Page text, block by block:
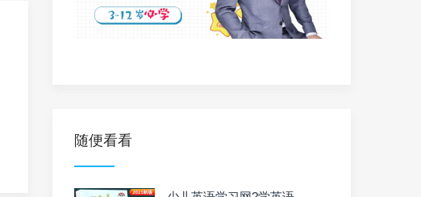
随便看看